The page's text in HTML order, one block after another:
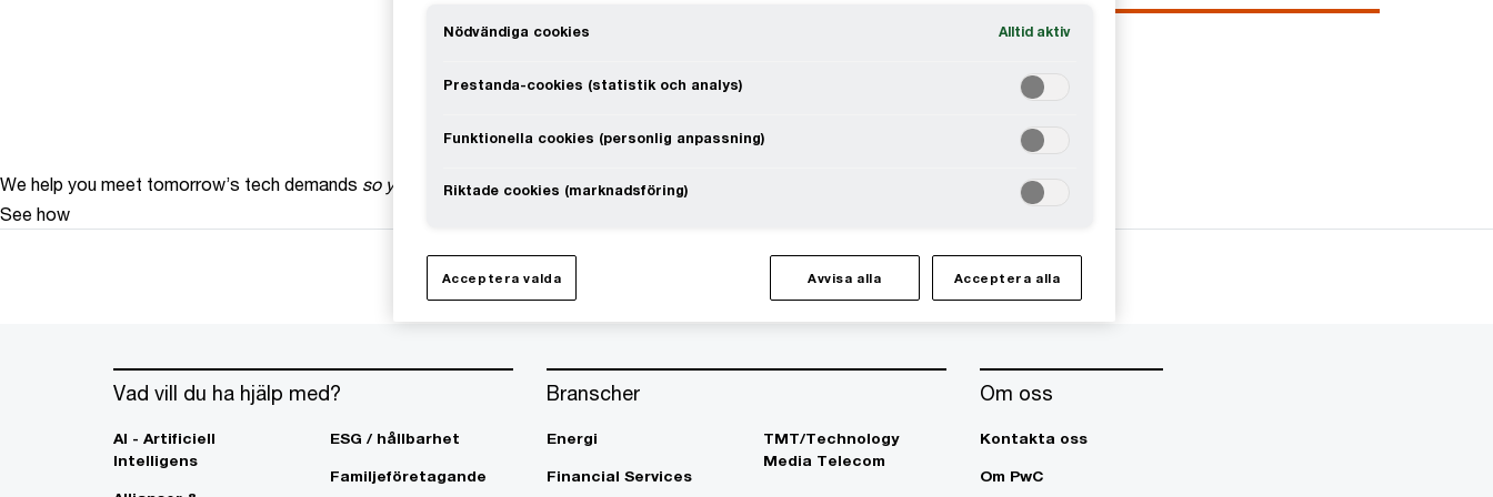
We help you meet tomorrow’s tech demands so you can compete at a speed that rewrites the rules
See how
Följ oss i sociala medier
Vad vill du ha hjälp med?
AI - Artificiell
Intelligens
ESG / hållbarhet
Familjeföretagande
Branscher
Energi
Financial Services
TMT/Technology
Media Telecom
Om oss
Kontakta oss
Om PwC
Nödvändiga cookies Alltid aktiv
Prestanda-cookies (statistik och analys)
Funktionella cookies (personlig anpassning)
Riktade cookies (marknadsföring)
Acceptera valda Avvisa alla Acceptera alla